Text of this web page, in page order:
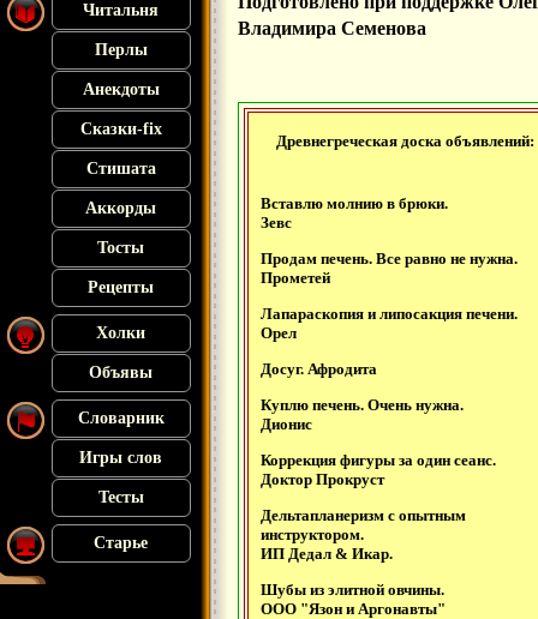
Читальня
Перлы
Анекдоты
Сказки-fix
Стишата
Аккорды
Тосты
Рецепты
Холки
Объявы
Словарник
Игры слов
Тесты
Старье
Владимира Семенова
Древнегреческая доска объявлений:
Вставлю молнию в брюки.
Зевс
Продам печень. Все равно не нужна.
Прометей
Лапараскопия и липосакция печени.
Орел
Досуг. Афродита
Куплю печень. Очень нужна.
Дионис
Коррекция фигуры за один сеанс.
Доктор Прокруст
Дельтапланеризм с опытным
инструктором.
ИП Дедал & Икар.
Шубы из элитной овчины.
ООО "Язон и Аргонавты"